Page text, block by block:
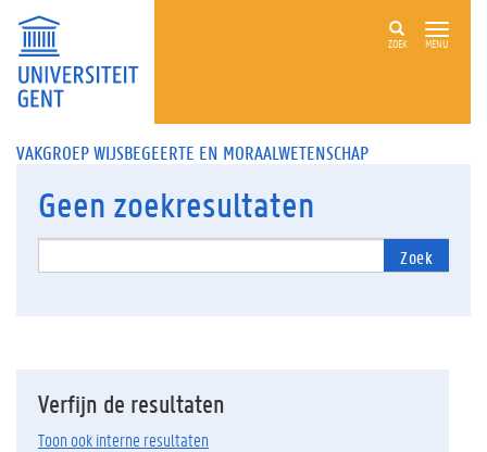
ZOEK MENU
VAKGROEP WIJSBEGEERTE EN MORAALWETENSCHAP
Geen zoekresultaten
Zoek
Verfijn de resultaten
Toon ook interne resultaten